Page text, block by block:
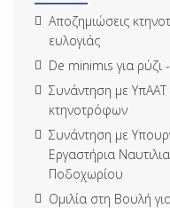
Αποζημιώσεις
ευλογιάς
De minimιs για
Συνάντηση με
κτηνοτρόφων
Συνάντηση με
Εργαστήρια
Ποδοχωρίου
Ομιλία στη Βουλή